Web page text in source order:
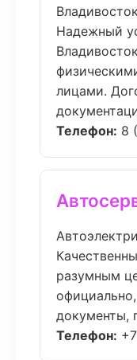
Владивосток
Надежный
лицами.
Телефон: 8
разумным
документы,
Телефон: